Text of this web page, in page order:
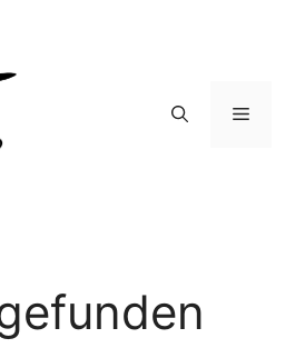
Menü